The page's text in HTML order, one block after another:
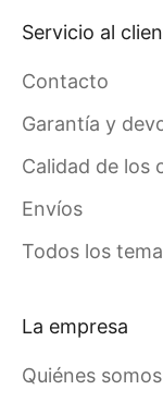
Servicio al
Contacto
Garantía y
Calidad de los
Envíos
Todos los
La empresa
Quiénes somos